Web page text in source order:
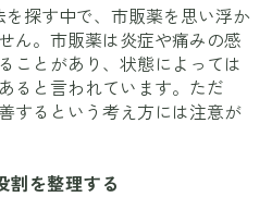
探す中で、市販薬を思い浮か
ん。市販薬は炎症や痛みの感
ことがあり、状態によっては
ると言われています。ただ
するという考え方には注意が
割を整理する